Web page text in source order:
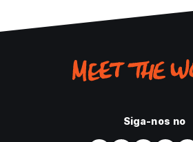
Siga-nos no